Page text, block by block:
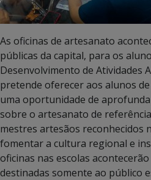
As oficinas de artesanato
públicas da capital, para os
Desenvolvimento de Atividades
pretende oferecer aos alunos
uma oportunidade de
sobre o artesanato de
mestres artesãos reconhecidos
fomentar a cultura regional e
oficinas nas escolas
destinadas somente ao público